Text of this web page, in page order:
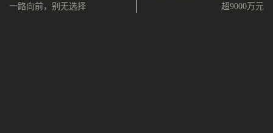
一路向前，别无选择
超9000万元